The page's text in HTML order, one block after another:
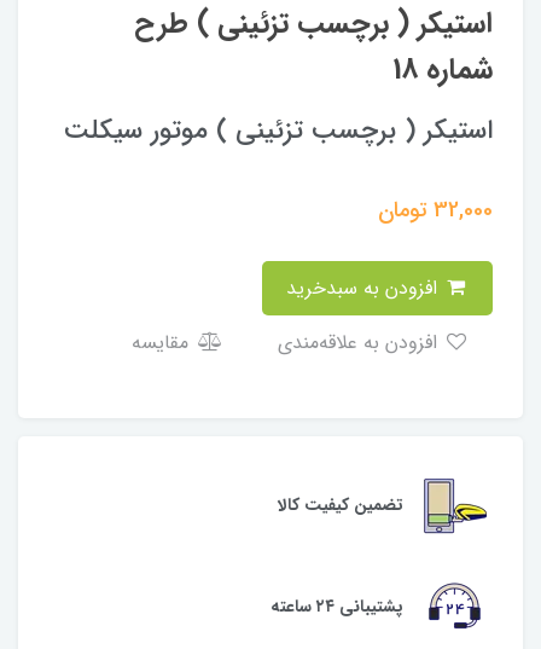
استیکر ( برچسب تزئینی ) طرح
شماره 18
استیکر ( برچسب تزئینی ) موتور سیکلت
32,000تومان
مقایسه
تضمین کیفیت کالا
پشتیبانی ۲۴ ساعته